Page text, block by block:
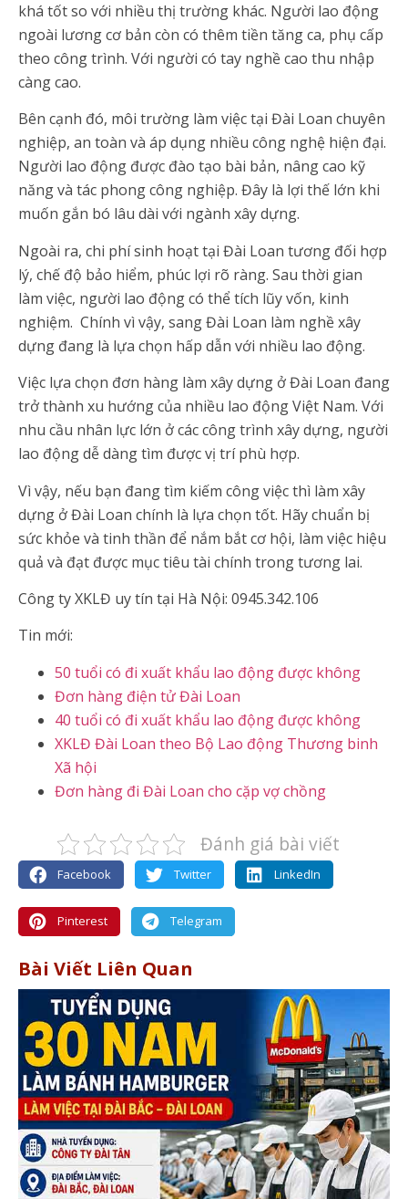
khá tốt so với nhiều thị trường khác. Người lao động
ngoài lương cơ bản còn có thêm tiền tăng ca, phụ cấp
theo công trình. Với người có tay nghề cao thu nhập
càng cao.
Bên cạnh đó, môi trường làm việc tại Đài Loan chuyên
nghiệp, an toàn và áp dụng nhiều công nghệ hiện đại.
Người lao động được đào tạo bài bản, nâng cao kỹ
năng và tác phong công nghiệp. Đây là lợi thế lớn khi
muốn gắn bó lâu dài với ngành xây dựng.
Ngoài ra, chi phí sinh hoạt tại Đài Loan tương đối hợp
lý, chế độ bảo hiểm, phúc lợi rõ ràng. Sau thời gian
làm việc, người lao động có thể tích lũy vốn, kinh
nghiệm. Chính vì vậy, sang Đài Loan làm nghề xây
dựng đang là lựa chọn hấp dẫn với nhiều lao động.
Việc lựa chọn đơn hàng làm xây dựng ở Đài Loan đang
trở thành xu hướng của nhiều lao động Việt Nam. Với
nhu cầu nhân lực lớn ở các công trình xây dựng, người
lao động dễ dàng tìm được vị trí phù hợp.
Vì vậy, nếu bạn đang tìm kiếm công việc thì làm xây
dựng ở Đài Loan chính là lựa chọn tốt. Hãy chuẩn bị
sức khỏe và tinh thần để nắm bắt cơ hội, làm việc hiệu
quả và đạt được mục tiêu tài chính trong tương lai.
Công ty XKLĐ uy tín tại Hà Nội: 0945.342.106
Tin mới:
50 tuổi có đi xuất khẩu lao động được không
Đơn hàng điện tử Đài Loan
40 tuổi có đi xuất khẩu lao động được không
XKLĐ Đài Loan theo Bộ Lao động Thương binh
Xã hội
Đơn hàng đi Đài Loan cho cặp vợ chồng
Đánh giá bài viết
Facebook Twitter LinkedIn
Pinterest Telegram
Bài Viết Liên Quan